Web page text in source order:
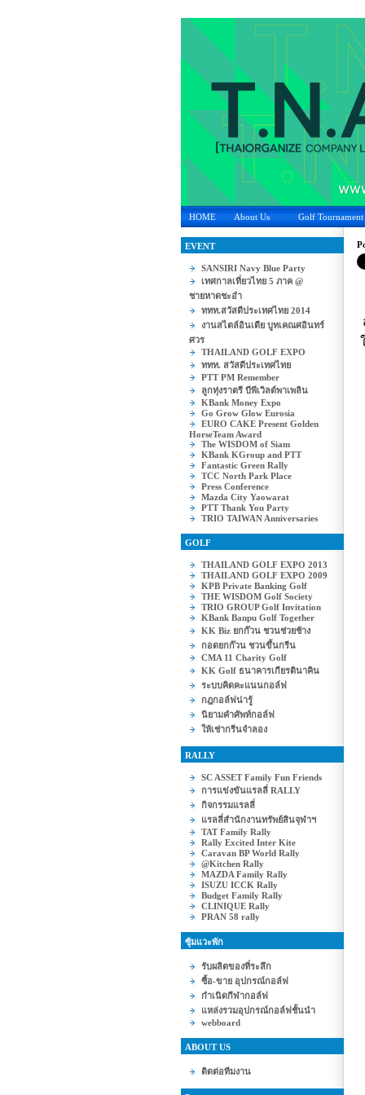
HOME About Us Golf Tournament
EVENT
SANSIRI Navy Blue Party
เทศกาลเที่ยวไทย 5 ภาค @
ชายหาดชะอำ
ททท.สวัสดีประเทศไทย 2014
งานสไตล์อินเดีย บูทเคณศอินทร์
ศวร
THAILAND GOLF EXPO
ททท. สวัสดีประเทศไทย
PTT PM Remember
ลูกทุ่งราตรี บีพีเวิลด์พาเพลิน
KBank Money Expo
Go Grow Glow Eurosia
EURO CAKE Present Golden
HorseTeam Award
The WISDOM of Siam
KBank KGroup and PTT
Fantastic Green Rally
TCC North Park Place
Press Conference
Mazda City Yaowarat
PTT Thank You Party
TRIO TAIWAN Anniversaries
GOLF
THAILAND GOLF EXPO 2013
THAILAND GOLF EXPO 2009
KPB Private Banking Golf
THE WISDOM Golf Society
TRIO GROUP Golf Invitation
KBank Banpu Golf Together
KK Biz ยกก๊วน ชวนช่วยช้าง
กอดยกก๊วน ชวนขึ้นกรีน
CMA 11 Charity Golf
KK Golf ธนาคารเกียรตินาคิน
ระบบคิดคะแนนกอล์ฟ
กฎกอล์ฟน่ารู้
นิยามคำศัพท์กอล์ฟ
ให้เช่ากรีนจำลอง
RALLY
SC ASSET Family Fun Friends
การแข่งขันแรลลี่ RALLY
กิจกรรมแรลลี่
แรลลี่สำนักงานทรัพย์สินจุฬาฯ
TAT Family Rally
Rally Excited Inter Kite
Caravan BP World Rally
@Kitchen Rally
MAZDA Family Rally
ISUZU ICCK Rally
Budget Family Rally
CLINIQUE Rally
PRAN 58 rally
ซุ้มแวะพัก
รับผลิตของที่ระลึก
ซื้อ-ขาย อุปกรณ์กอล์ฟ
กำเนิดกีฬากอล์ฟ
แหล่งรวมอุปกรณ์กอล์ฟชั้นนำ
webboard
ABOUT US
ติดต่อทีมงาน